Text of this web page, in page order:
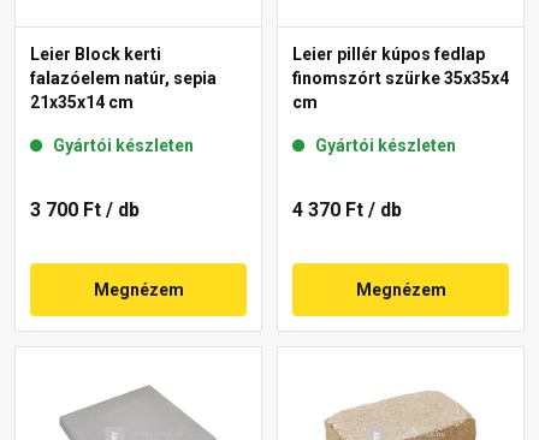
Leier Block kerti
falazóelem natúr, sepia
21x35x14 cm
Gyártói készleten
3 700 Ft / db
Megnézem
Leier pillér kúpos fedlap
finomszórt szürke 35x35x4
cm
Gyártói készleten
4 370 Ft / db
Megnézem